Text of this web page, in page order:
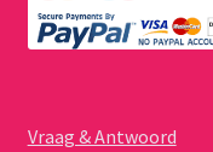
Vraag & Antwoord